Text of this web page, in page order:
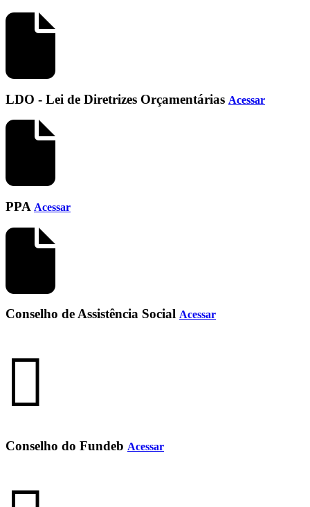
LDO - Lei de Diretrizes Orçamentárias Acessar
PPA Acessar
Conselho de Assistência Social Acessar
Conselho do Fundeb Acessar